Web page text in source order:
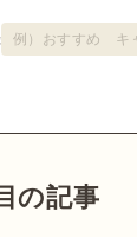
の記事